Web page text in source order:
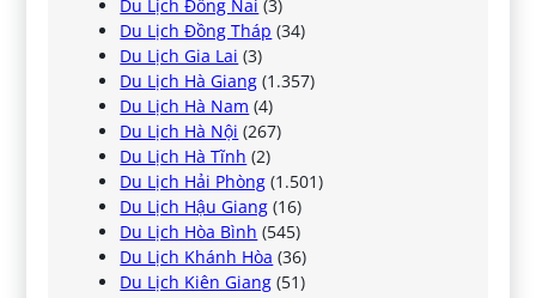
Du Lịch Đồng Nai (3)
Du Lịch Đồng Tháp (34)
Du Lịch Gia Lai (3)
Du Lịch Hà Giang (1.357)
Du Lịch Hà Nam (4)
Du Lịch Hà Nội (267)
Du Lịch Hà Tĩnh (2)
Du Lịch Hải Phòng (1.501)
Du Lịch Hậu Giang (16)
Du Lịch Hòa Bình (545)
Du Lịch Khánh Hòa (36)
Du Lịch Kiên Giang (51)